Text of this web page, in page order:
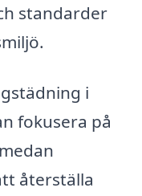
standarder
i
fokusera på
återställa